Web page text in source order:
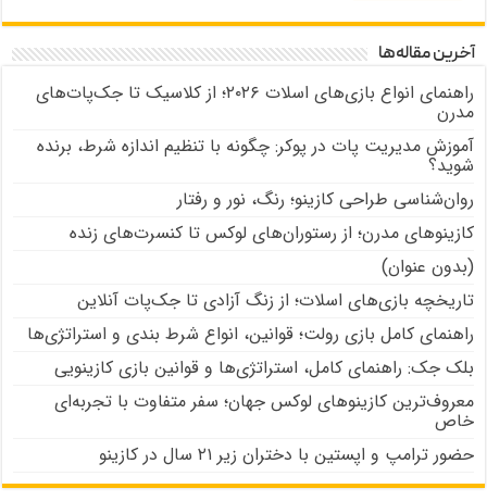
آخرین مقاله‌ها
راهنمای انواع بازی‌های اسلات ۲۰۲۶؛ از کلاسیک تا جک‌پات‌های
مدرن
آموزش مدیریت پات در پوکر: چگونه با تنظیم اندازه شرط، برنده
شوید؟
روان‌شناسی طراحی کازینو؛ رنگ، نور و رفتار
کازینوهای مدرن؛ از رستوران‌های لوکس تا کنسرت‌های زنده
(بدون عنوان)
تاریخچه بازی‌های اسلات؛ از زنگ آزادی تا جک‌پات‌ آنلاین
راهنمای کامل بازی رولت؛ قوانین، انواع شرط بندی و استراتژی‌ها
بلک جک: راهنمای کامل، استراتژی‌ها و قوانین بازی کازینویی
معروف‌ترین کازینوهای لوکس جهان؛ سفر متفاوت با تجربه‌ای
خاص
حضور ترامپ و اپستین با دختران زیر ۲۱ سال در کازینو